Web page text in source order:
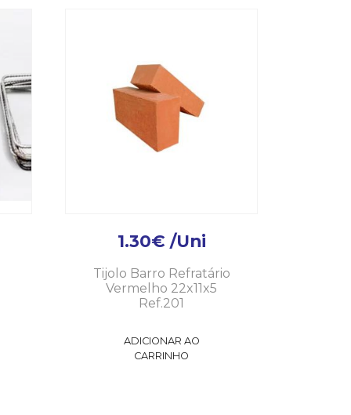
1.30€ /Uni
Tijolo Barro Refratário
Vermelho 22x11x5
Ref.201
ADICIONAR AO
CARRINHO